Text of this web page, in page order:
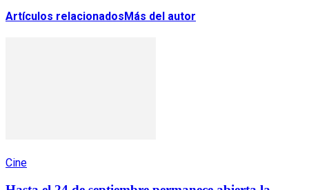
Artículos relacionadosMás del autor
Cine